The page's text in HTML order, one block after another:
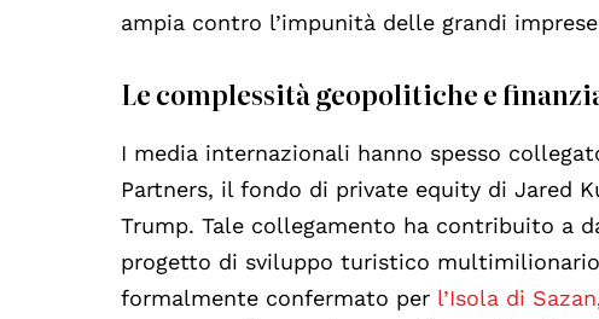
ampia contro l’impunità delle grandi
Le complessità geopolitiche e
I media internazionali hanno spesso
Partners, il fondo di private equity di Jared
Trump. Tale collegamento ha contribuito a
progetto di sviluppo turistico
formalmente confermato per l’Isola di Sazan